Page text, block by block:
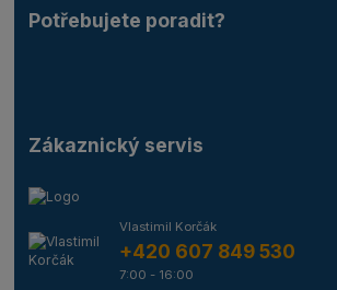
Potřebujete poradit?
Zákaznický servis
Vlastimil Korčák
+420 607 849 530
7:00 - 16:00